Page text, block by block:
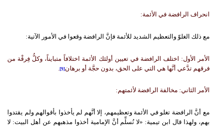
انحراف الرافضة في الأئمة:
مع ذلك الغلوّ والتعظيم الشديد للأئمة فإنَّ الرافضة وقعوا في الأمور الآتية:
الأمر الأول: اختلف الرافضة في تعيين أولئك الأئمة اختلافاً متبايناً، وكلُّ فِرقْة من
فرقهم تدَّعي أنَّها هي التي على الحق، بدون حجَّة أو برهان [9]
الأمر الثاني: مخالفة الرافضة لأئمتهم:
مع أنَّ الرافضة تغلو في الأئمة وتعظيمهم، إلا أنَّهم لم يأخذوا بأقوالهم ولم يقتدوا
بهم، ولهذا قال ابن تيمية: «لا نُسلِّم أنَّ الإمامية أخذوا مذهبهم عن أهل البيت: لا